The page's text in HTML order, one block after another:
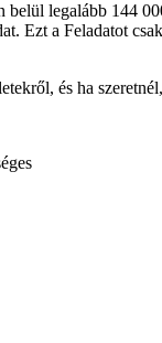
legalább 144
Ezt a Feladatot
és ha